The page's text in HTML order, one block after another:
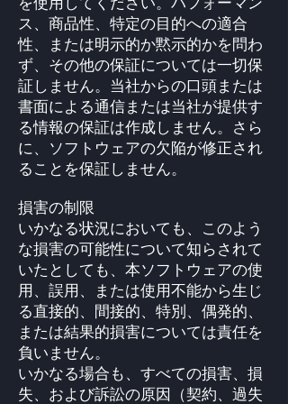
ス、商品性、特定の目的への適合
性、または明示的か黙示的かを問わ
ず、その他の保証については一切保
証しません。当社からの口頭または
書面による通信または当社が提供す
る情報の保証は作成しません。さら
に、ソフトウェアの欠陥が修正され
ることを保証しません。
損害の制限
いかなる状況においても、このよう
な損害の可能性について知らされて
いたとしても、本ソフトウェアの使
用、誤用、または使用不能から生じ
る直接的、間接的、特別、偶発的、
または結果的損害については責任を
負いません。
いかなる場合も、すべての損害、損
失、および訴訟の原因（契約、過失